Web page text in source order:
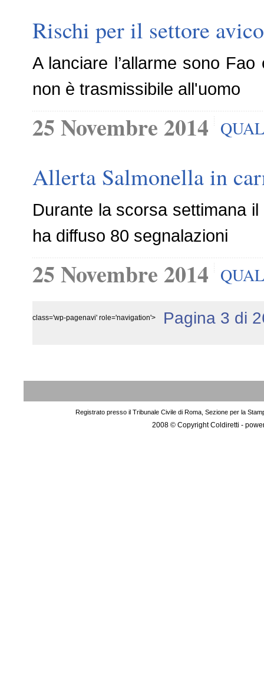
Rischi per il settore
A lanciare l’allarme sono
non è trasmissibile all'uomo
25 Novembre 2014
Allerta Salmonella in
Durante la scorsa settimana
ha diffuso 80 segnalazioni
25 Novembre 2014
class='wp-pagenavi' role='navigation'> Pagina 3 di
Registrato presso il Tribunale Civile di Roma, Sezione per la
2008 © Copyright Coldiretti -